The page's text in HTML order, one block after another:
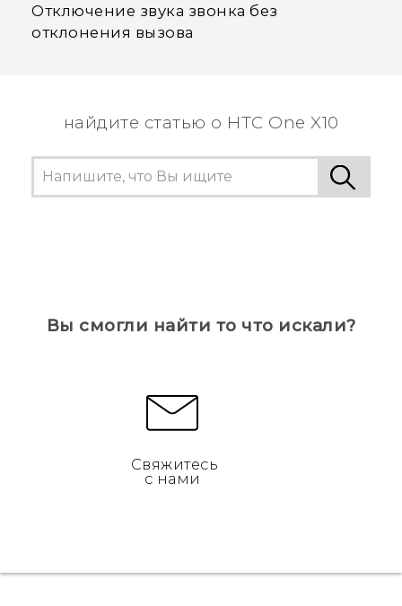
Отключение звука звонка без
отклонения вызова
найдите статью о HTC One X10
Вы смогли найти то что искали?
Свяжитесь
с нами